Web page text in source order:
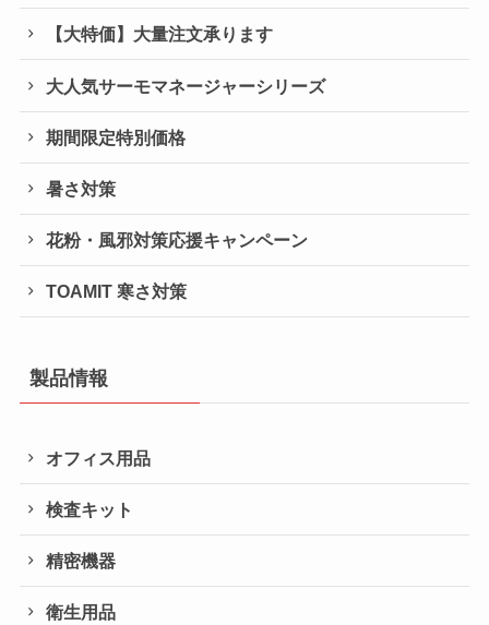
【大特価】大量注文承ります
大人気サーモマネージャーシリーズ
期間限定特別価格
暑さ対策
花粉・風邪対策応援キャンペーン
TOAMIT 寒さ対策
製品情報
オフィス用品
検査キット
精密機器
衛生用品